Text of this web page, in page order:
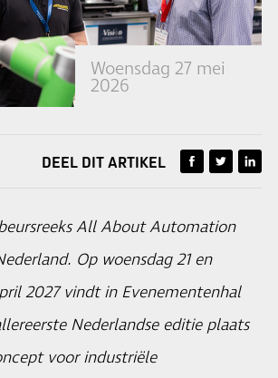
Woensdag 27 mei
2026
DEEL DIT ARTIKEL
All About Automation
Op woensdag 21 en
2027 vindt in Evenementenhal
Nederlandse editie plaats
voor industriële